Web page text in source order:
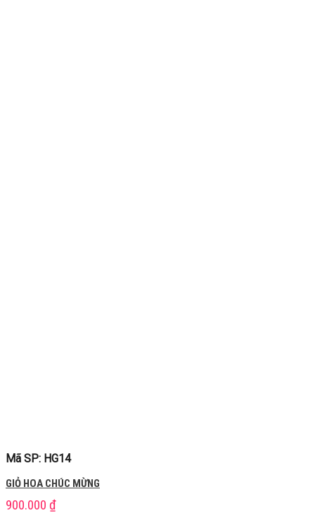
Mã SP: HG14
GIỎ HOA CHÚC MỪNG
900.000 ₫